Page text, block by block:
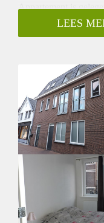
Appartement is
Vele winkels,
Centraal gelegen
Huurprijs € 1095,00
geheel
LEES